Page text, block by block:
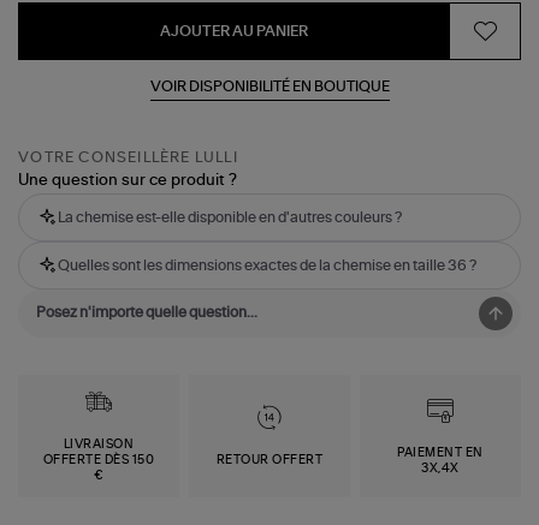
AJOUTER AU PANIER
VOIR DISPONIBILITÉ EN BOUTIQUE
VOTRE CONSEILLÈRE LULLI
Une question sur ce produit ?
La chemise est-elle disponible en d'autres couleurs ?
Quelles sont les dimensions exactes de la chemise en taille 36 ?
LIVRAISON
OFFERTE DÈS 150
€
RETOUR OFFERT
PAIEMENT EN
3X,4X